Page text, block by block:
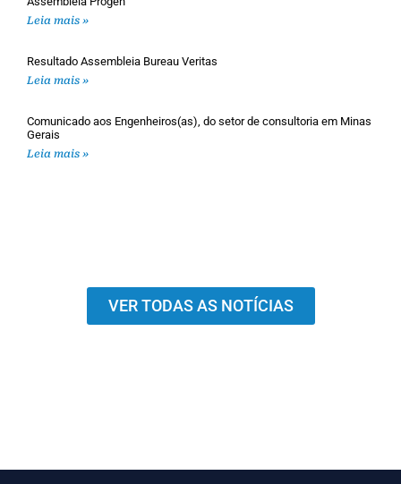
Leia mais »
Resultado Assembleia Bureau Veritas
Leia mais »
Comunicado aos Engenheiros(as), do setor de consultoria em Minas
Gerais
Leia mais »
VER TODAS AS NOTÍCIAS